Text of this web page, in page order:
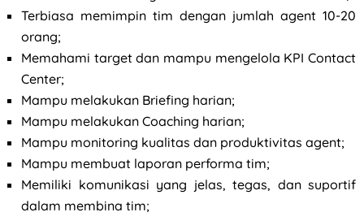
Terbiasa memimpin tim dengan jumlah agent 10-20
orang;
Memahami target dan mampu mengelola KPI Contact
Center;
Mampu melakukan Briefing harian;
Mampu melakukan Coaching harian;
Mampu monitoring kualitas dan produktivitas agent;
Mampu membuat laporan performa tim;
Memiliki komunikasi yang jelas, tegas, dan suportif
dalam membina tim;